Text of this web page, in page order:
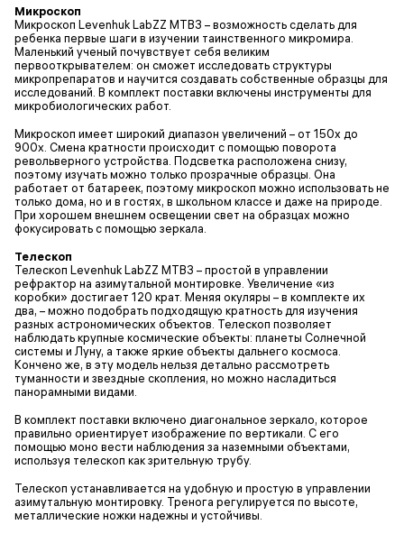
Микроскоп
Микроскоп Levenhuk LabZZ MTВ3 – возможность сделать для
ребенка первые шаги в изучении таинственного микромира.
Маленький ученый почувствует себя великим
первооткрывателем: он сможет исследовать структуры
микропрепаратов и научится создавать собственные образцы для
исследований. В комплект поставки включены инструменты для
микробиологических работ.
Микроскоп имеет широкий диапазон увеличений – от 150х до
900х. Смена кратности происходит с помощью поворота
револьверного устройства. Подсветка расположена снизу,
поэтому изучать можно только прозрачные образцы. Она
работает от батареек, поэтому микроскоп можно использовать не
только дома, но и в гостях, в школьном классе и даже на природе.
При хорошем внешнем освещении свет на образцах можно
фокусировать с помощью зеркала.
Телескоп
Телескоп Levenhuk LabZZ MTВ3 – простой в управлении
рефрактор на азимутальной монтировке. Увеличение «из
коробки» достигает 120 крат. Меняя окуляры – в комплекте их
два, – можно подобрать подходящую кратность для изучения
разных астрономических объектов. Телескоп позволяет
наблюдать крупные космические объекты: планеты Солнечной
системы и Луну, а также яркие объекты дальнего космоса.
Кончено же, в эту модель нельзя детально рассмотреть
туманности и звездные скопления, но можно насладиться
панорамными видами.
В комплект поставки включено диагональное зеркало, которое
правильно ориентирует изображение по вертикали. С его
помощью моно вести наблюдения за наземными объектами,
используя телескоп как зрительную трубу.
Телескоп устанавливается на удобную и простую в управлении
азимутальную монтировку. Тренога регулируется по высоте,
металлические ножки надежны и устойчивы.